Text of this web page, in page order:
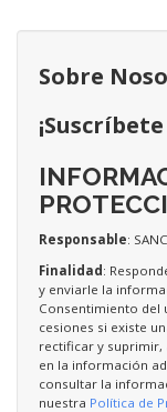
Sobre
Responsable:
Finalidad:
y enviarle la
Consentimiento del
cesiones si existe
rectificar y
en la información
consultar la
nuestra Política de